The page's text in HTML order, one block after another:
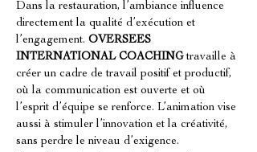
Dans la restauration, l’ambiance influence
directement la qualité d’exécution et
l’engagement. OVERSEES
INTERNATIONAL COACHING travaille à
créer un cadre de travail positif et productif,
où la communication est ouverte et où
l’esprit d’équipe se renforce. L’animation vise
aussi à stimuler l’innovation et la créativité,
sans perdre le niveau d’exigence.